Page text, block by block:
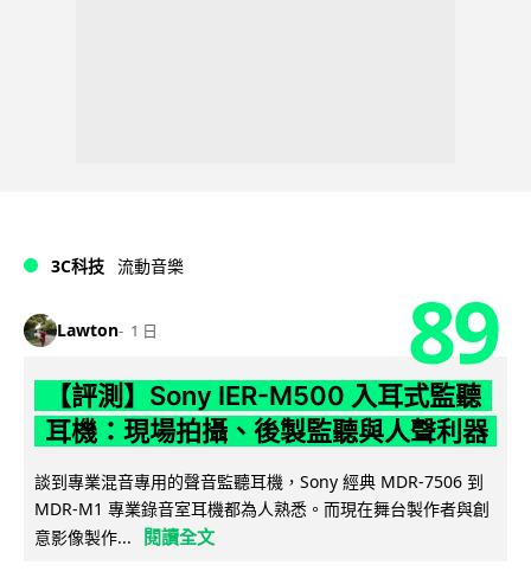
3C科技 流動音樂
Lawton 1 日 89
【評測】Sony IER-M500 入耳式監聽
耳機：現場拍攝、後製監聽與人聲利器
談到專業混音專用的聲音監聽耳機，Sony 經典 MDR-7506 到
MDR-M1 專業錄音室耳機都為人熟悉。而現在舞台製作者與創
意影像製作...
閱讀全文